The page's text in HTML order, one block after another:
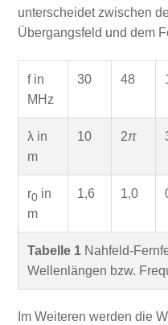
unterscheidet zwischen
Übergangsfeld und dem
f in
MHz
30 48
λ in
m
10 2π
r0in
m
1,6 1,0
Tabelle 1Nahfeld-
Wellenlängen bzw.
Im Weiteren werden die